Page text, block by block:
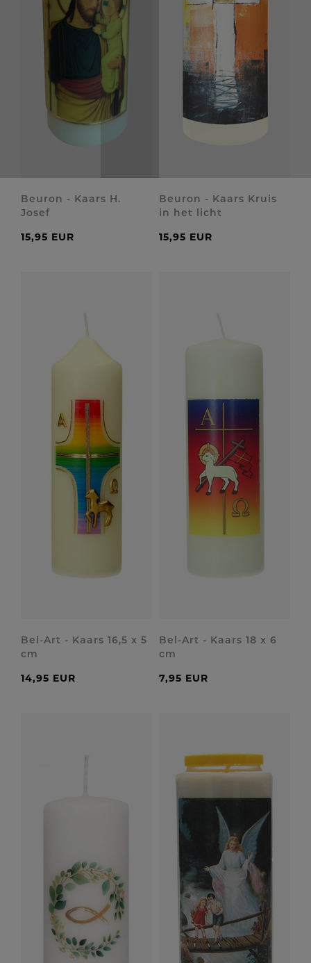
Beuron - Kaars H.
Josef
15,95 EUR
Beuron - Kaars Kruis
in het licht
15,95 EUR
Bel-Art - Kaars 16,5 x 5
cm
14,95 EUR
Bel-Art - Kaars 18 x 6
cm
7,95 EUR